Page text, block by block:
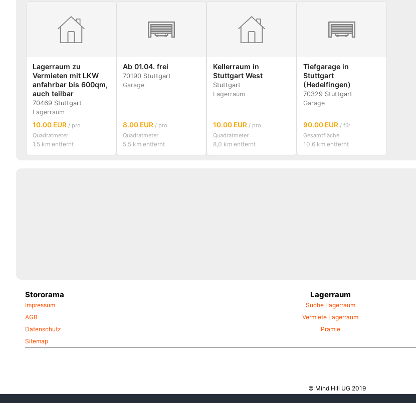
Lagerraum zu
Vermieten mit LKW
anfahrbar bis 600qm,
auch teilbar
70469 Stuttgart
Lagerraum
10.00 EUR / pro
Quadratmeter
1,5 km entfernt
Ab 01.04. frei
70190 Stuttgart
Garage
8.00 EUR / pro
Quadratmeter
5,5 km entfernt
Kellerraum in
Stuttgart West
Stuttgart
Lagerraum
10.00 EUR / pro
Quadratmeter
8,0 km entfernt
Tiefgarage in
Stuttgart
(Hedelfingen)
70329 Stuttgart
Garage
90.00 EUR / für
Gesamtfläche
10,6 km entfernt
Stororama
Impressum
AGB
Datenschutz
Sitemap
Lagerraum
Suche Lagerraum
Vermiete Lagerraum
Prämie
© Mind Hill UG 2019